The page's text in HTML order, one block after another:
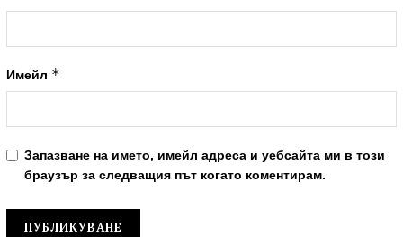
Имейл *
Запазване на името, имейл адреса и уебсайта ми в този
браузър за следващия път когато коментирам.